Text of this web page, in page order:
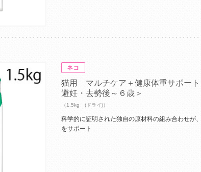
猫用 マルチケア＋健康体重サポー
避妊・去勢後～６歳＞
（1.5kg (ドライ)）
科学的に証明された独自の原材料の組み合わせが
をサポート